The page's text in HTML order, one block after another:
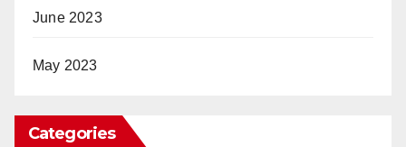
June 2023
May 2023
Categories